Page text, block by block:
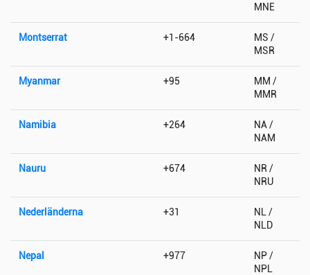
MNE
Montserrat +1-664
MS /
MSR
Myanmar +95
MM /
MMR
Namibia +264
NA /
NAM
Nauru +674
NR /
NRU
Nederländerna +31
NL /
NLD
Nepal +977
NP /
NPL